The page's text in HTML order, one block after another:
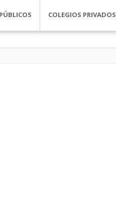
COLEGIOS PRIVADOS